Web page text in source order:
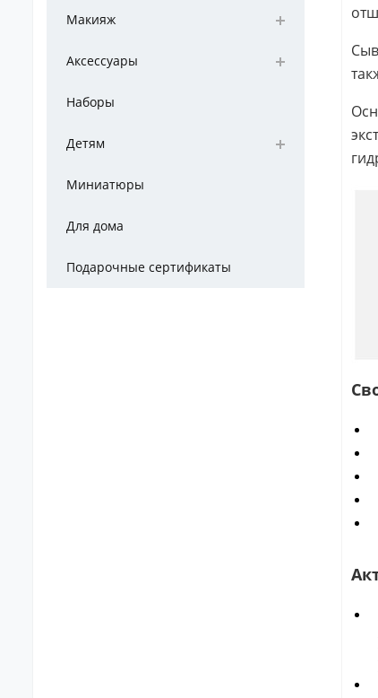
Макияж
Аксессуары
Наборы
Детям
Миниатюры
Для дома
Подарочные сертификаты